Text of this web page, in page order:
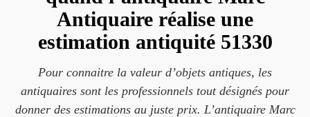
Antiquaire réalise une
estimation antiquité 51330
Pour connaitre la valeur d’objets antiques, les
antiquaires sont les professionnels tout désignés pour
donner des estimations au juste prix. L’antiquaire Marc